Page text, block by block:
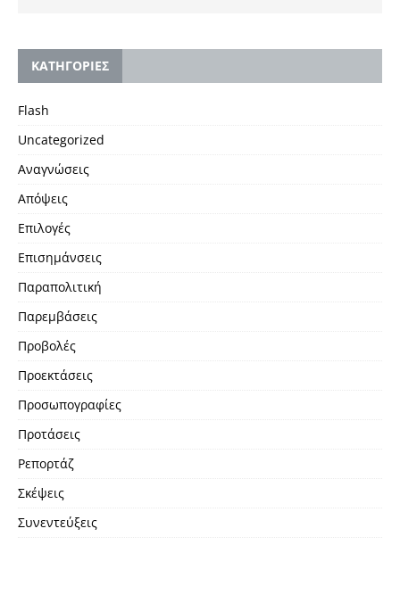
KΑΤΗΓΟΡΙΕΣ
Flash
Uncategorized
Αναγνώσεις
Απόψεις
Επιλογές
Επισημάνσεις
Παραπολιτική
Παρεμβάσεις
Προβολές
Προεκτάσεις
Προσωπογραφίες
Προτάσεις
Ρεπορτάζ
Σκέψεις
Συνεντεύξεις